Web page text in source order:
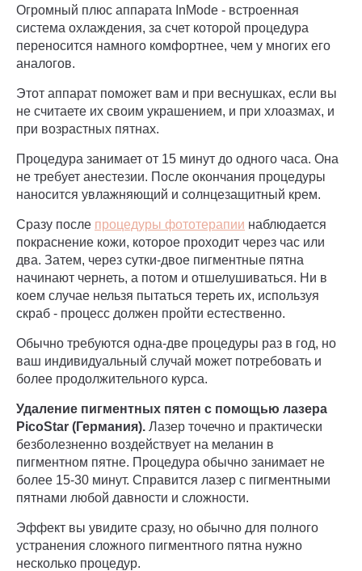
Огромный плюс аппарата InMode - встроенная
система охлаждения, за счет которой процедура
переносится намного комфортнее, чем у многих его
аналогов.
Этот аппарат поможет вам и при веснушках, если вы
не считаете их своим украшением, и при хлоазмах, и
при возрастных пятнах.
Процедура занимает от 15 минут до одного часа. Она
не требует анестезии. После окончания процедуры
наносится увлажняющий и солнцезащитный крем.
Сразу после процедуры фототерапии наблюдается
покраснение кожи, которое проходит через час или
два. Затем, через сутки-двое пигментные пятна
начинают чернеть, а потом и отшелушиваться. Ни в
коем случае нельзя пытаться тереть их, используя
скраб - процесс должен пройти естественно.
Обычно требуются одна-две процедуры раз в год, но
ваш индивидуальный случай может потребовать и
более продолжительного курса.
Удаление пигментных пятен с помощью лазера
PicoStar (Германия). Лазер точечно и практически
безболезненно воздействует на меланин в
пигментном пятне. Процедура обычно занимает не
более 15-30 минут. Справится лазер с пигментными
пятнами любой давности и сложности.
Эффект вы увидите сразу, но обычно для полного
устранения сложного пигментного пятна нужно
несколько процедур.